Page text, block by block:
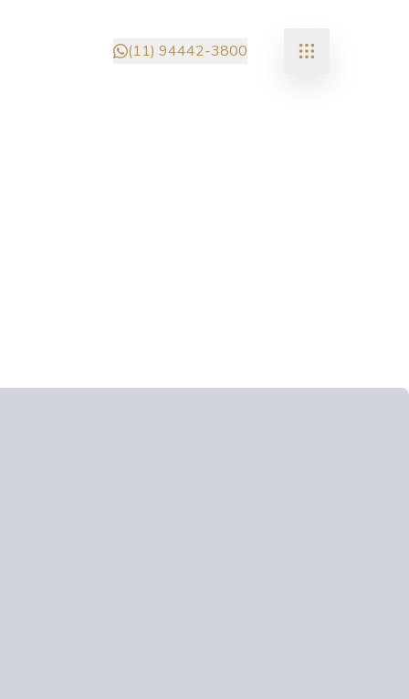
(11) 94442-3800